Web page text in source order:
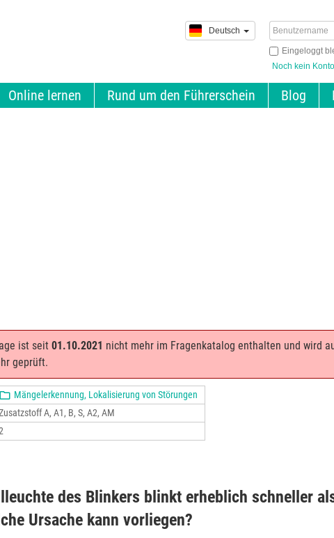
Eingeloggt
Noch kein
Deutsch
Online lernen Rund um den Führerschein Blog
ist seit 01.10.2021 nicht mehr im Fragenkatalog enthalten und wird
geprüft.
Mängelerkennung, Lokalisierung von Störungen
A, A1, B, S, A2, AM
des Blinkers blinkt erheblich schneller
Ursache kann vorliegen?